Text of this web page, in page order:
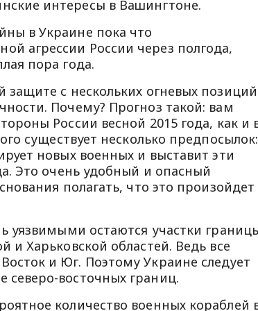
интересы в Вашингтоне.
в Украине пока что
агрессии России через полгода,
пора года.
с нескольких огневых
Почему? Прогноз такой: вам
России весной 2015 года, как и
существует несколько предпосылок:
новых военных и выставит эти
Это очень удобный и опасный
полагать, что это произойдет
уязвимыми остаются участки
и Харьковской областей. Ведь все
и Юг. Поэтому Украине следует
северо-восточных границ.
количество военных кораблей